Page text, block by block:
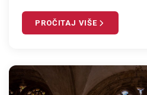
PROČITAJ VIŠE